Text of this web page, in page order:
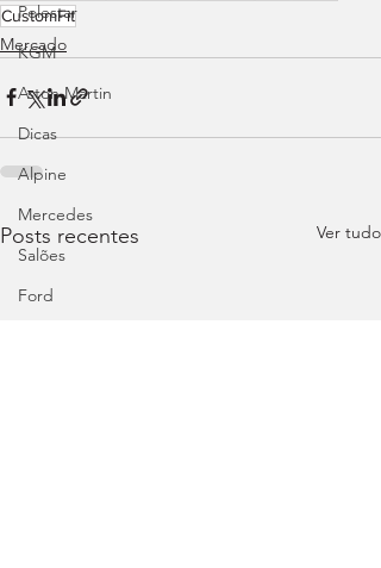
Polestar
KGM
Aston Martin
Dicas
Alpine
Mercedes
Salões
Ford
CustomFit
Mercado
Posts recentes Ver tudo